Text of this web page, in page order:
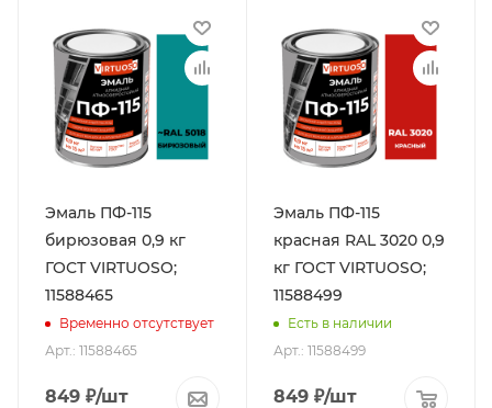
Эмаль ПФ-115
бирюзовая 0,9 кг
ГОСТ VIRTUOSO;
11588465
Временно отсутствует
Арт.: 11588465
849 ₽/шт
Эмаль ПФ-115
красная RAL 3020 0,9
кг ГОСТ VIRTUOSO;
11588499
Есть в наличии
Арт.: 11588499
849 ₽/шт